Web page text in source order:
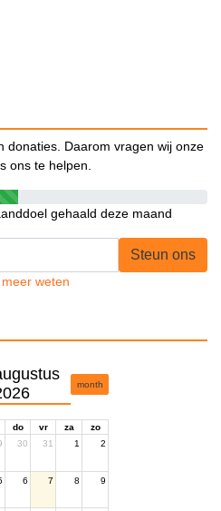
donaties. Daarom vragen wij onze
ons te helpen.
gehaald deze maand
Steun ons
weten
month
do vr za
zo
30 31 1 2
6 7 8 9